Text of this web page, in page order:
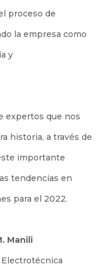
proceso de
la empresa como
y
expertos que nos
historia, a través de
importante
tendencias en
para el 2022.
Manili